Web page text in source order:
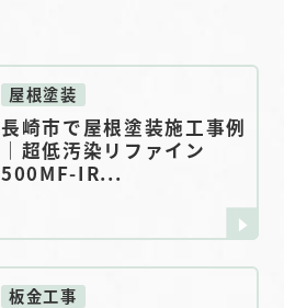
屋根塗装
長崎市で屋根塗装施工事例
｜超低汚染リファイン
500MF-IR...
板金工事